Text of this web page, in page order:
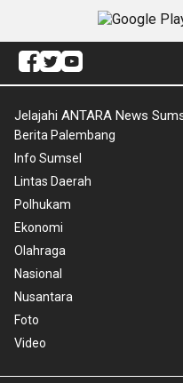
Jelajahi ANTARA News
Berita Palembang
Info Sumsel
Lintas Daerah
Polhukam
Ekonomi
Olahraga
Nasional
Nusantara
Foto
Video